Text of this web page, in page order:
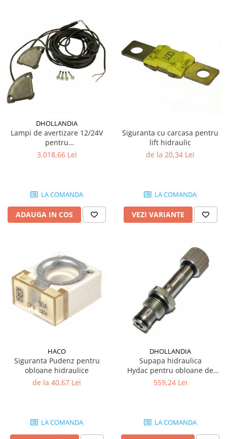
DHOLLANDIA
Lampi de avertizare 12/24V
pentru
trape hidraulice Dhollandia
3.018,66 Lei
LA COMANDA
ADAUGA IN COS
Siguranta cu carcasa pentru
lift hidraulic
de la 20,34 Lei
LA COMANDA
VEZI VARIANTE
HACO
Siguranta Pudenz pentru
obloane hidraulice
de la 40,67 Lei
LA COMANDA
DHOLLANDIA
Supapa hidraulica
Hydac pentru obloane de
ridicare Dhollandia, Zepro
559,24 Lei
LA COMANDA